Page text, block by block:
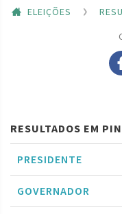
ELEIÇÕES
RESULTADOS EM
PRESIDENTE
GOVERNADOR